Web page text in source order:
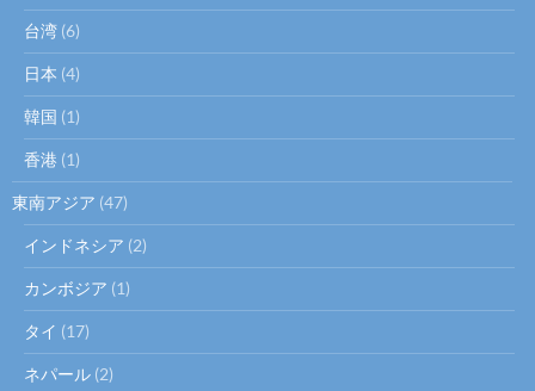
台湾 (6)
日本 (4)
韓国 (1)
香港 (1)
東南アジア (47)
インドネシア (2)
カンボジア (1)
タイ (17)
ネパール (2)